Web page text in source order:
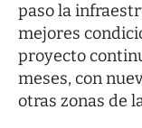
paso la
mejores
proyecto
meses, con
otras zonas de